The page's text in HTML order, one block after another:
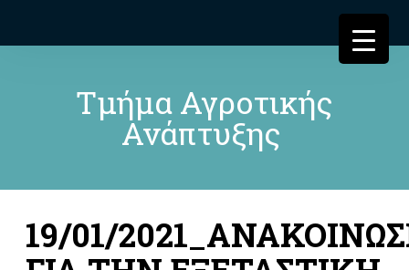
Τμήμα Αγροτικής
Ανάπτυξης
19/01/